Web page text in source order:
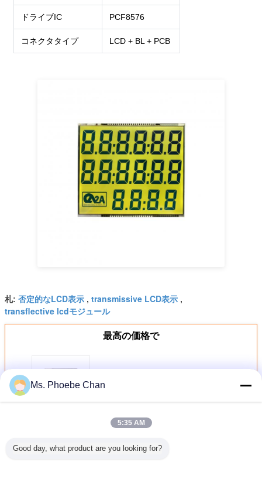
ドライブIC PCF8576
コネクタタイプ LCD + BL + PCB
札: 否定的なLCD表示 , transmissive LCD表示 ,
transflective lcdモジュール
最高の価格で
燃料配給装置のLCDディスプレイ
LCDディスプレイ付きデジタル燃料
配給装置 Lcdディスプレイ付きデジ
続行
Ms. Phoebe Chan
5:35 AM
Good day, what product are you looking for?